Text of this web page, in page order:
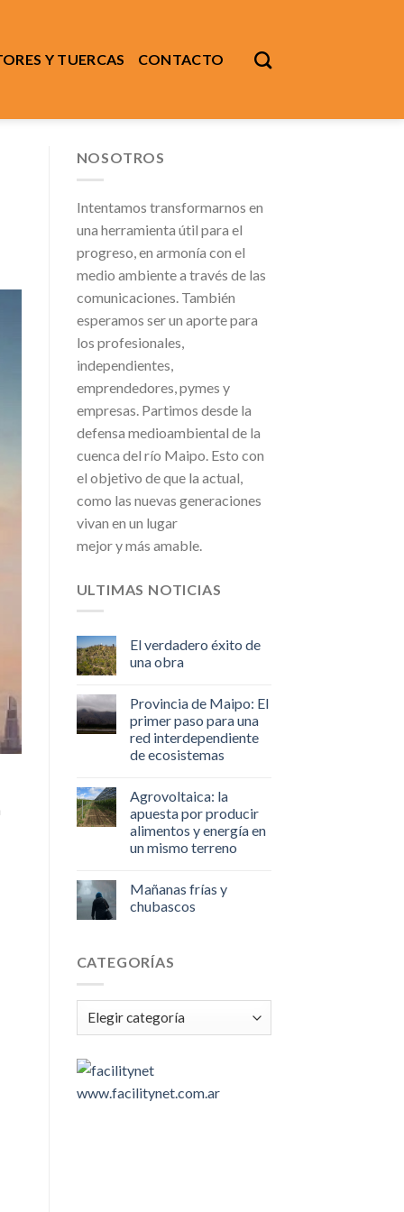
Y TUERCAS CONTACTO
NOSOTROS
Intentamos transformarnos en
una herramienta útil para el
progreso, en armonía con el
medio ambiente a través de las
comunicaciones. También
esperamos ser un aporte para
los profesionales,
independientes,
emprendedores, pymes y
empresas. Partimos desde la
defensa medioambiental de la
cuenca del río Maipo. Esto con
el objetivo de que la actual,
como las nuevas generaciones
vivan en un lugar
mejor y más amable.
ULTIMAS NOTICIAS
El verdadero éxito de
una obra
Provincia de Maipo: El
primer paso para una
red interdependiente
de ecosistemas
Agrovoltaica: la
apuesta por producir
alimentos y energía en
un mismo terreno
Mañanas frías y
chubascos
CATEGORÍAS
Categorías
www.facilitynet.com.ar